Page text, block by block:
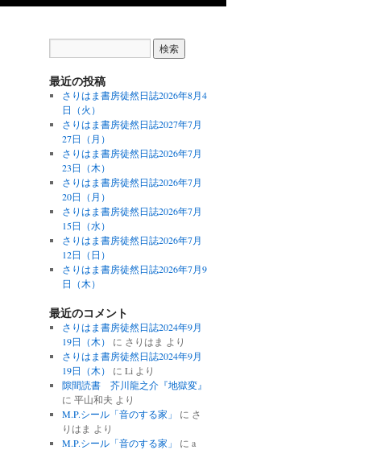
最近の投稿
さりはま書房徒然日誌2026年8月4
日（火）
さりはま書房徒然日誌2027年7月
27日（月）
さりはま書房徒然日誌2026年7月
23日（木）
さりはま書房徒然日誌2026年7月
20日（月）
さりはま書房徒然日誌2026年7月
15日（水）
さりはま書房徒然日誌2026年7月
12日（日）
さりはま書房徒然日誌2026年7月9
日（木）
最近のコメント
さりはま書房徒然日誌2024年9月
19日（木）
に さりはま より
さりはま書房徒然日誌2024年9月
19日（木）
に Li より
隙間読書 芥川龍之介『地獄変』
に 平山和夫 より
M.P.シール「音のする家」
に さ
りはま より
M.P.シール「音のする家」
に a